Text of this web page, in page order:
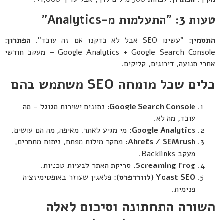
טעות 3: "התעלמות מ -Analytics"
התסמין: "עשינו SEO אבל לא בדקנו אם זה עובד". הפתרון:
Google Analytics + Google Search Console – מעקב חודשי
אחרי תנועה, דירוגים, קליקים.
כלים שכל מומחה משתמש בהם
Google Search Console: נתונים ישירות מגוגל – מה
עובד, מה לא.
Google Analytics: מי מגיע לאתר, מאיפה, מה הם עושים.
Ahrefs / SEMrush: מחקר מילות מפתח, ניתוח מתחרים,
מעקב Backlinks.
Screaming Frog: סריקת האתר לבעיות טכניות.
Yoast SEO ( לוורדפרס): פלאגין שעוזר באופטימיזציה
פנימית.
השורה התחתונה וסיכום לאלה